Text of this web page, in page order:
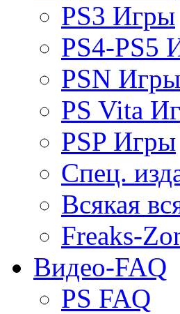
PS3 Игры
PS4-PS5
PSN Игры
PS Vita
PSP Игры
Спец.
Всякая
Freaks-
Видео-FAQ
PS FAQ